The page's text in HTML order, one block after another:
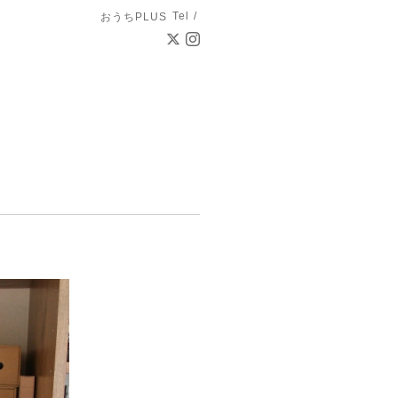
おうちPLUS Tel /